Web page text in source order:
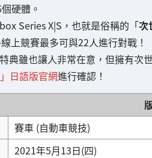
硬體。
Series X|S，也就是俗稱的「次
上競賽最多可與22人進行對戰！
典雖也讓人非常在意，但擁有次
日語版官網進行確認！
賽車 (自動車競技)
2021年5月13日(四)